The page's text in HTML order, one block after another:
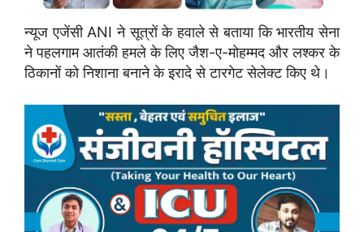
न्यूज एजेंसी ANI ने सूत्रों के हवाले से बताया कि भारतीय सेना
ने पहलगाम आतंकी हमले के लिए जैश-ए-मोहम्मद और लश्कर के
ठिकानों को निशाना बनाने के इरादे से टारगेट सेलेक्ट किए थे।